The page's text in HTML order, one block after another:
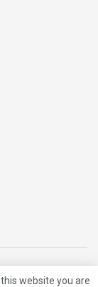
Uswebsite you are